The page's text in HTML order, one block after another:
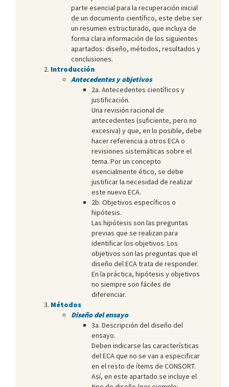
parte esencial para la recuperación inicial
de un documento científico, este debe ser
un resumen estructurado, que incluya de
forma clara información de los siguientes
apartados: diseño, métodos, resultados y
conclusiones.
Introducción
Antecedentes y objetivos
2a. Antecedentes científicos y
justificación.
Una revisión racional de
antecedentes (suficiente, pero no
excesiva) y que, en lo posible, debe
hacer referencia a otros ECA o
revisiones sistemáticas sobre el
tema. Por un concepto
esencialmente ético, se debe
justificar la necesidad de realizar
este nuevo ECA.
2b. Objetivos específicos o
hipótesis.
Las hipótesis son las preguntas
previas que se realizan para
identificar los objetivos. Los
objetivos son las preguntas que el
diseño del ECA trata de responder.
En la práctica, hipótesis y objetivos
no siempre son fáciles de
diferenciar.
Métodos
Diseño del ensayo
3a. Descripción del diseño del
ensayo.
Deben indicarse las características
del ECA que no se van a especificar
en el resto de ítems de CONSORT.
Así, en este apartado se incluye el